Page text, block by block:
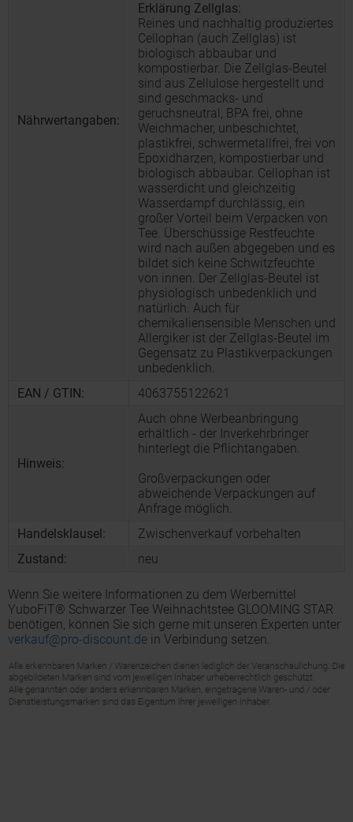
Nährwertangaben:
Erklärung Zellglas:
Reines und nachhaltig produziertes
Cellophan (auch Zellglas) ist
biologisch abbaubar und
kompostierbar. Die Zellglas-Beutel
sind aus Zellulose hergestellt und
sind geschmacks- und
geruchsneutral, BPA frei, ohne
Weichmacher, unbeschichtet,
plastikfrei, schwermetallfrei, frei von
Epoxidharzen, kompostierbar und
biologisch abbaubar. Cellophan ist
wasserdicht und gleichzeitig
Wasserdampf durchlässig, ein
großer Vorteil beim Verpacken von
Tee. Überschüssige Restfeuchte
wird nach außen abgegeben und es
bildet sich keine Schwitzfeuchte
von innen. Der Zellglas-Beutel ist
physiologisch unbedenklich und
natürlich. Auch für
chemikaliensensible Menschen und
Allergiker ist der Zellglas-Beutel im
Gegensatz zu Plastikverpackungen
unbedenklich.
EAN / GTIN:
4063755122621
Hinweis:
Auch ohne Werbeanbringung
erhältlich - der Inverkehrbringer
hinterlegt die Pflichtangaben.
Großverpackungen oder
abweichende Verpackungen auf
Anfrage möglich.
Handelsklausel:
Zwischenverkauf vorbehalten
Zustand:
neu
Wenn Sie weitere Informationen zu dem Werbemittel
YuboFiT® Schwarzer Tee Weihnachtstee GLOOMING STAR
benötigen, können Sie sich gerne mit unseren Experten unter
verkauf@pro-discount.de in Verbindung setzen.